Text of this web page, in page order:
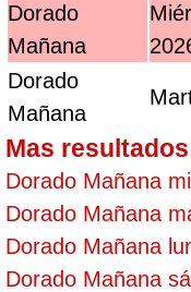
Dorado
Mañana
Dorado
Mañana
Mas resultados
Dorado Mañana
Dorado Mañana
Dorado Mañana
Dorado Mañana